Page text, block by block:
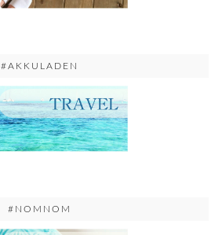
#AKKULADEN
#NOMNOM